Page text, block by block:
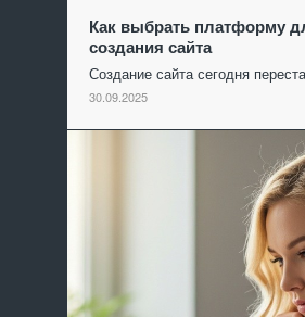
Как выбрать платформу
создания сайта
Создание сайта сегодня
30.09.2025